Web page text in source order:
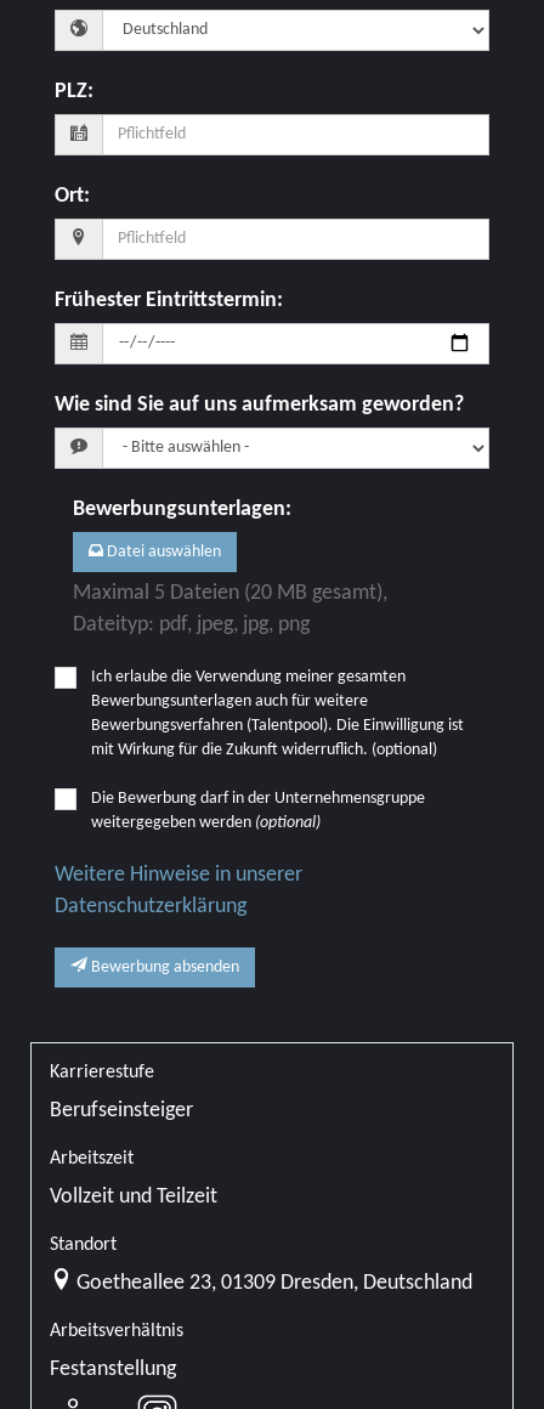
PLZ:
Ort:
Frühester Eintrittstermin:
Wie sind Sie auf uns aufmerksam geworden?
Bewerbungsunterlagen:
Datei auswählen
Maximal 5 Dateien (20 MB gesamt),
Dateityp: pdf, jpeg, jpg, png
Ich erlaube die Verwendung meiner gesamten
Bewerbungsunterlagen auch für weitere
Bewerbungsverfahren (Talentpool). Die Einwilligung ist
mit Wirkung für die Zukunft widerruflich. (optional)
Die Bewerbung darf in der Unternehmensgruppe
weitergegeben werden (optional)
Weitere Hinweise in unserer
Datenschutzerklärung
Bewerbung absenden
Karrierestufe
Berufseinsteiger
Arbeitszeit
Vollzeit und Teilzeit
Standort
Goetheallee 23, 01309 Dresden, Deutschland
Arbeitsverhältnis
Festanstellung